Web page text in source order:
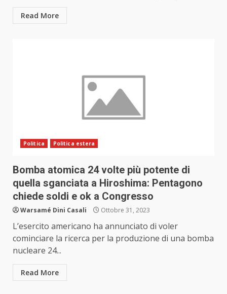
Read More
Politica Politica estera
Bomba atomica 24 volte più potente di
quella sganciata a Hiroshima: Pentagono
chiede soldi e ok a Congresso
Warsamé Dini Casali Ottobre 31, 2023
L’esercito americano ha annunciato di voler
cominciare la ricerca per la produzione di una bomba
nucleare 24...
Read More